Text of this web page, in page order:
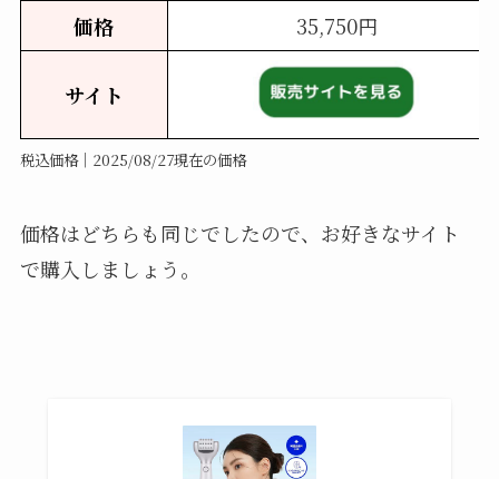
価格
35,750円
サイト
税込価格｜2025/08/27現在の価格
価格はどちらも同じでしたので、お好きなサイト
で購入しましょう。